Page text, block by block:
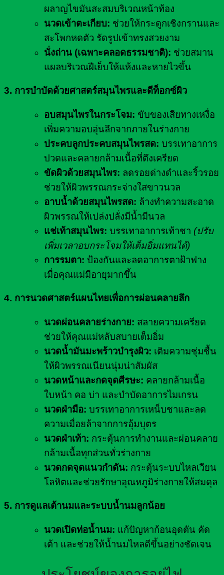
ผลาญไขมันสะสมบริเวณหน้าท้อง
นวดเข้าตะเกียบ: ช่วยให้กระดูกเชิงกรานและ
สะโพกหดตัว รัดรูปเข้าทรงสวยงาม
นั่งถ่าน (เฉพาะคลอดธรรมชาติ): ช่วยสมาน
แผลบริเวณฝีเย็บให้แห้งและหายไวขึ้น
3. การบำบัดด้วยศาสตร์สมุนไพรและดีท็อกซ์ผิว
อบสมุนไพรในกระโจม: ขับของเสียทางเหงื่อ
เพิ่มความอบอุ่นลึกจากภายในร่างกาย
ประคบลูกประคบสมุนไพรสด: บรรเทาอาการ
ปวดและคลายกล้ามเนื้อที่ตึงเครียด
ขัดผิวด้วยสมุนไพร: ลดรอยด่างดำและริ้วรอย
ช่วยให้ผิวพรรณกระจ่างใสขาวนวล
อาบน้ำด้วยสมุนไพรสด: ล้างทำความสะอาด
ผิวพรรณให้เปล่งปลั่งมีน้ำมีนวล
แช่เท้าสมุนไพร: บรรเทาอาการเท้าชา (ปรับ
เพิ่มเวลาอบกระโจมให้เต็มอิ่มแทนได้)
การรมตา: ป้องกันและลดอาการตาฝ้าฟาง
เมื่อคุณแม่มีอายุมากขึ้น
4. การนวดศาสตร์แผนไทยเพื่อการผ่อนคลายลึก
นวดผ่อนคลายร่างกาย: สลายความเครียด
ช่วยให้คุณแม่หลับสบายเต็มอิ่ม
นวดน้ำมันมะพร้าวบำรุงผิว: เติมความชุ่มชื้น
ให้ผิวพรรณเนียนนุ่มน่าสัมผัส
นวดหน้าและกดจุดศีรษะ: คลายกล้ามเนื้อ
ใบหน้า คอ บ่า และบำบัดอาการไมเกรน
นวดฝ่ามือ: บรรเทาอาการเหน็บชาและลด
ความเมื่อยล้าจากการอุ้มบุตร
นวดฝ่าเท้า: กระตุ้นการทำงานและผ่อนคลาย
กล้ามเนื้อทุกส่วนทั่วร่างกาย
นวดกดจุดแนวกำดัน: กระตุ้นระบบไหลเวียน
โลหิตและช่วยรักษาอุณหภูมิร่างกายให้สมดุล
5. การดูแลเต้านมและระบบน้ำนมลูกน้อย
นวดเปิดท่อน้ำนม: แก้ปัญหาก้อนอุดตัน คัด
เต้า และช่วยให้น้ำนมไหลดีขึ้นอย่างชัดเจน